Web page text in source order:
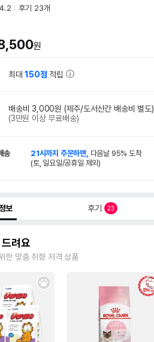
4.2 후기 23개
원
최대150점 적립
배송비 3,000원 (제주/도서산간 배송비 별도)
(3만원 이상 무료배송)
송 21시까지 주문하면, 다음날 95% 도착
(토, 일요일/공휴일 제외)
보 후기 23
려요
한 맞춤 취향 저격 상품